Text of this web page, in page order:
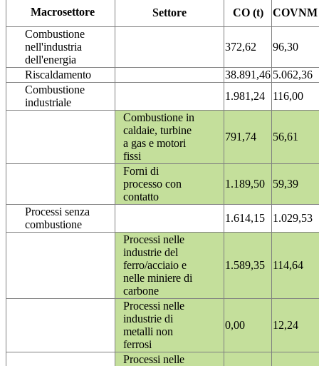
Macrosettore Settore CO (t)
COVNM
Combustione
nell'industria
dell'energia
372,62 96,30
Riscaldamento 38.891,46 5.062,36
Combustione
industriale
1.981,24
116,00
Combustione in
caldaie, turbine
a gas e motori
fissi
791,74 56,61
Forni di
processo con
contatto
1.189,50 59,39
Processi senza
combustione
1.614,15
1.029,53
Processi nelle
industrie del
ferro/acciaio e
nelle miniere di
carbone
1.589,35 114,64
Processi nelle
industrie di
metalli non
ferrosi
0,00 12,24
Processi nelle